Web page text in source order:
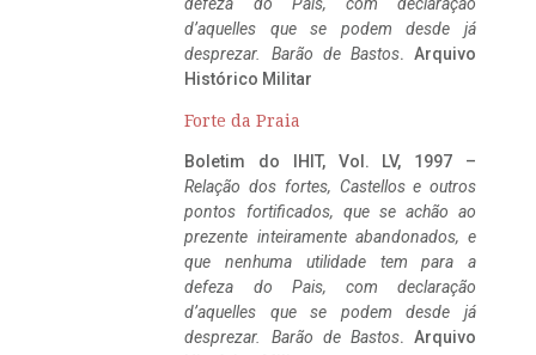
d’aquelles que se podem desde já
desprezar. Barão de Bastos. Arquivo
Histórico Militar
Forte da Praia
Boletim do IHIT, Vol. LV, 1997 –
Relação dos fortes, Castellos e outros
pontos fortificados, que se achão ao
prezente inteiramente abandonados, e
que nenhuma utilidade tem para a
defeza do Pais, com declaração
d’aquelles que se podem desde já
desprezar. Barão de Bastos. Arquivo